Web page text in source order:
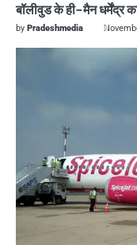
बॉलीवुड के ही-मैन धर्मेंद्र
by Pradeshmedia